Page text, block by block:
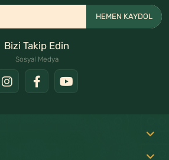
HEMEN KAYDOL
Bizi Takip Edin
Sosyal Medya